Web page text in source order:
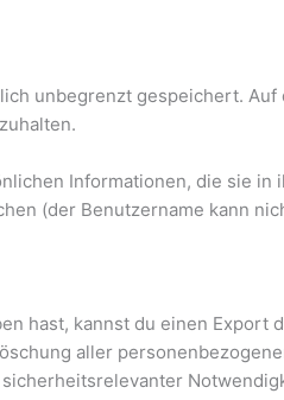
unbegrenzt gespeichert.
Informationen, die sie in
(der Benutzername kann
hast, kannst du einen Export
aller